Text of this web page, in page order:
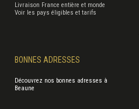
Livraison France entière et monde
Voir les pays éligibles et tarifs
BONNES ADRESSES
Découvrez nos bonnes adresses à
Beaune